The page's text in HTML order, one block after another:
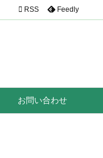
お問い合わせ
 RSS Feedly